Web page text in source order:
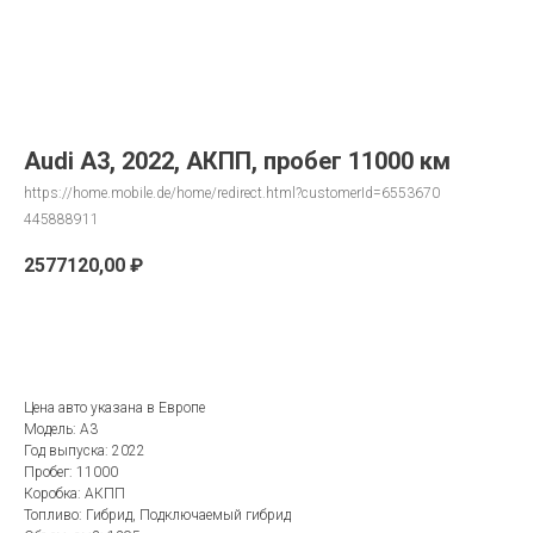
Audi A3, 2022, АКПП, пробег 11000 км
https://home.mobile.de/home/redirect.html?customerId=6553670
445888911
2577120,00 ₽
Цена авто указана в Европе
Модель: A3
Год выпуска: 2022
Пробег: 11000
Коробка: АКПП
Топливо: Гибрид, Подключаемый гибрид